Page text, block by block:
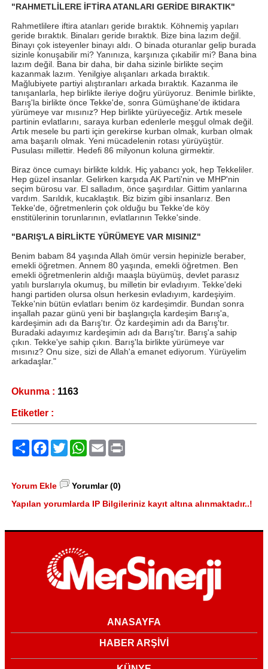
"RAHMETLİLERE İFTİRA ATANLARI GERİDE BIRAKTIK"
Rahmetlilere iftira atanları geride bıraktık. Köhnemiş yapıları
geride bıraktık. Binaları geride bıraktık. Bize bina lazım değil.
Binayı çok isteyenler binayı aldı. O binada oturanlar gelip burada
sizinle konuşabilir mi? Yanınıza, karşınıza çıkabilir mi? Bana bina
lazım değil. Bana bir daha, bir daha sizinle birlikte seçim
kazanmak lazım. Yenilgiye alışanları arkada bıraktık.
Mağlubiyete partiyi alıştıranları arkada bıraktık. Kazanma ile
tanışanlarla, hep birlikte ileriye doğru yürüyoruz. Benimle birlikte,
Barış'la birlikte önce Tekke'de, sonra Gümüşhane'de iktidara
yürümeye var mısınız? Hep birlikte yürüyeceğiz. Artık mesele
partinin evlatlarını, saraya kurban edenlerle meşgul olmak değil.
Artık mesele bu parti için gerekirse kurban olmak, kurban olmak
ama başarılı olmak. Yeni mücadelenin rotası yürüyüştür.
Pusulası millettir. Hedefi 86 milyonun koluna girmektir.
Biraz önce cumayı birlikte kıldık. Hiç yabancı yok, hep Tekkeliler.
Hep güzel insanlar. Gelirken karşıda AK Parti'nin ve MHP'nin
seçim bürosu var. El salladım, önce şaşırdılar. Gittim yanlarına
vardım. Sarıldık, kucaklaştık. Biz bizim gibi insanlarız. Ben
Tekke'de, öğretmenlerin çok olduğu bu Tekke’de köy
enstitülerinin torunlarının, evlatlarının Tekke'sinde.
"BARIŞ'LA BİRLİKTE YÜRÜMEYE VAR MISINIZ"
Benim babam 84 yaşında Allah ömür versin hepinizle beraber,
emekli öğretmen. Annem 80 yaşında, emekli öğretmen. Ben
emekli öğretmenlerin aldığı maaşla büyümüş, devlet parasız
yatılı burslarıyla okumuş, bu milletin bir evladıyım. Tekke'deki
hangi partiden olursa olsun herkesin evladıyım, kardeşiyim.
Tekke'nin bütün evlatları benim öz kardeşimdir. Bundan sonra
inşallah pazar günü yeni bir başlangıçla kardeşim Barış'a,
kardeşimin adı da Barış'tır. Öz kardeşimin adı da Barış'tır.
Buradaki adayımız kardeşimin adı da Barış'tır. Barış'a sahip
çıkın. Tekke'ye sahip çıkın. Barış'la birlikte yürümeye var
mısınız? Onu size, sizi de Allah'a emanet ediyorum. Yürüyelim
arkadaşlar."
Okunma : 1163
Etiketler :
PaylaşFacebook
TwitterWhatsApp
Email
Yorum Ekle
Yorumlar (0)
Yapılan yorumlarda IP Bilgileriniz kayıt altına alınmaktadır..!
ANASAYFA
HABER ARŞİVİ